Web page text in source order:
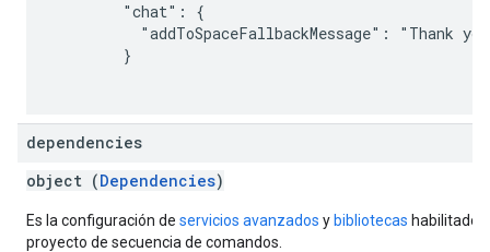
        "chat": {
"addToSpaceFallbackMessage": "Thank
        }
dependencies
object (Dependencies)
Es la configuración de servicios avanzados y bibliotecas
proyecto de secuencia de comandos.